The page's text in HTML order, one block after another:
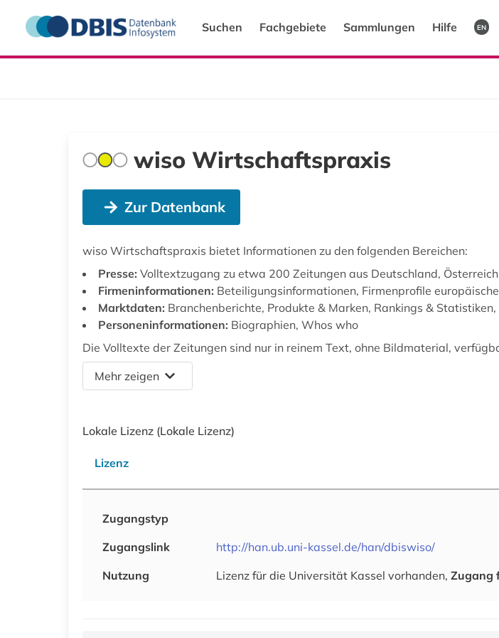
Suchen Fachgebiete Sammlungen Hilfe EN
wiso Wirtschaftspraxis
Zur Datenbank
wiso Wirtschaftspraxis bietet Informationen zu den folgenden Bereichen:
Presse: Volltextzugang zu etwa 200 Zeitungen aus Deutschland,
Firmeninformationen: Beteiligungsinformationen, Firmenprofile
Marktdaten: Branchenberichte, Produkte & Marken, Rankings &
Personeninformationen: Biographien, Whos who
Die Volltexte der Zeitungen sind nur in reinem Text, ohne Bildmaterial,
Mehr zeigen
Lokale Lizenz (Lokale Lizenz)
Lizenz
Zugangstyp
Zugangslink
http://han.ub.uni-kassel.de/han/dbiswiso/
Nutzung
Lizenz für die Universität Kassel vorhanden, Zugang